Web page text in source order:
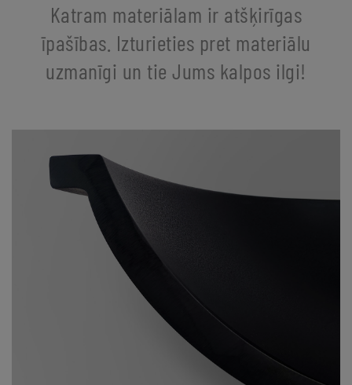
Katram materiālam ir atšķirīgas
īpašības. Izturieties pret materiālu
uzmanīgi un tie Jums kalpos ilgi!